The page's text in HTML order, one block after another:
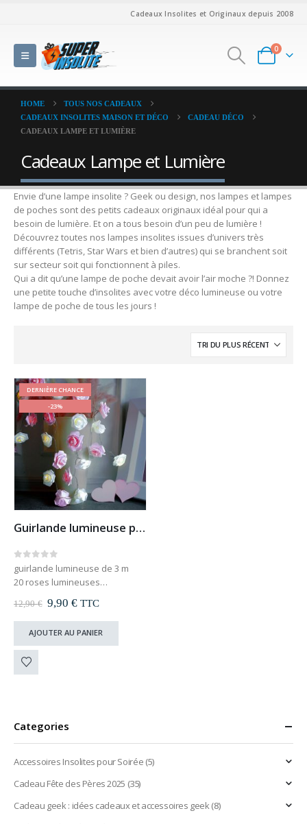
Cadeaux Insolites et Originaux depuis 2008
0
HOME
TOUS NOS CADEAUX
CADEAUX INSOLITES MAISON ET DÉCO
CADEAU DÉCO
CADEAUX LAMPE ET LUMIÈRE
Cadeaux Lampe et Lumière
Envie d’une lampe insolite ? Geek ou design, nos lampes et lampes
de poches sont des petits cadeaux originaux idéal pour qui a
besoin de lumière. Et on a tous besoin d’un peu de lumière !
Découvrez toutes nos lampes insolites issues d’univers très
différents (Tetris, Star Wars et bien d’autres) qui se branchent soit
sur secteur soit qui fonctionnent à piles.
Qui a dit qu’une lampe de poche devait avoir l’air moche ?! Donnez
une petite touche d’insolites avec votre déco lumineuse ou votre
lampe de poche de tous les jours !
DERNIÈRE CHANCE
-23%
Guirlande lumineuse pétales de rose
out of 5
guirlande lumineuse de 3 m
20 roses lumineuses
alimentation 3 piles AAA (non
fournies)
garantie 1 an
12,90€ Le
initial
était :
12,90 €.
9,90 €Le
actuel
est :
9,90 €.
TTC
AJOUTER AU PANIER
Categories
Accessoires Insolites pour Soirée(5)
Cadeau Fête des Pères 2025 (35)
Cadeau geek : idées cadeaux et accessoires geek(8)